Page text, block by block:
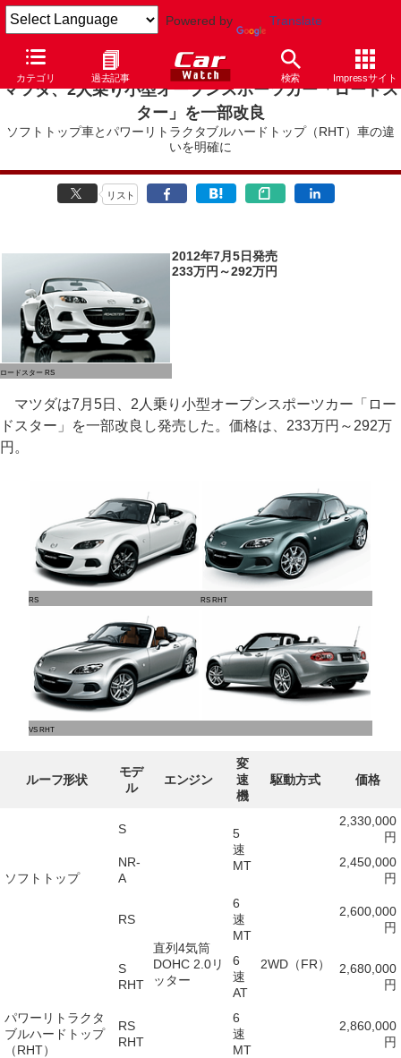
Powered by Translate
カテゴリ 過去記事 検索 Impressサイト
マツダ、2人乗り小型オープンスポーツカー「ロードス
ター」を一部改良
ソフトトップ車とパワーリトラクタブルハードトップ（RHT）車の違
いを明確に
リスト
ロードスター RS
2012年7月5日発売
233万円～292万円
マツダは7月5日、2人乗り小型オープンスポーツカー「ロー
ドスター」を一部改良し発売した。価格は、233万円～292万
円。
RS RS RHT
VS RHT
ルーフ形状
モデ
ル
エンジン
変
速
機
駆動方式 価格
ソフトトップ
S
直列4気筒
DOHC 2.0リ
ッター
5
速
MT
2WD（FR）
2,330,000
円
NR-
A
2,450,000
円
RS
6
速
MT
2,600,000
円
パワーリトラクタ
ブルハードトップ
（RHT）
S
RHT
6
速
AT
2,680,000
円
RS
RHT
6
速
MT
2,860,000
円